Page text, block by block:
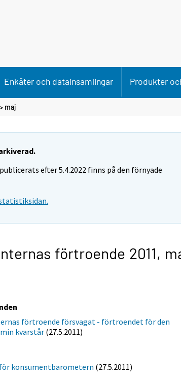
Enkäter och datainsamlingar Produkter
> maj
efter 5.4.2022 finns på den förnyade
förtroende 2011,
förtroende försvagat - förtroendet för den
kvarstår (27.5.2011)
konsumentbarometern (27.5.2011)